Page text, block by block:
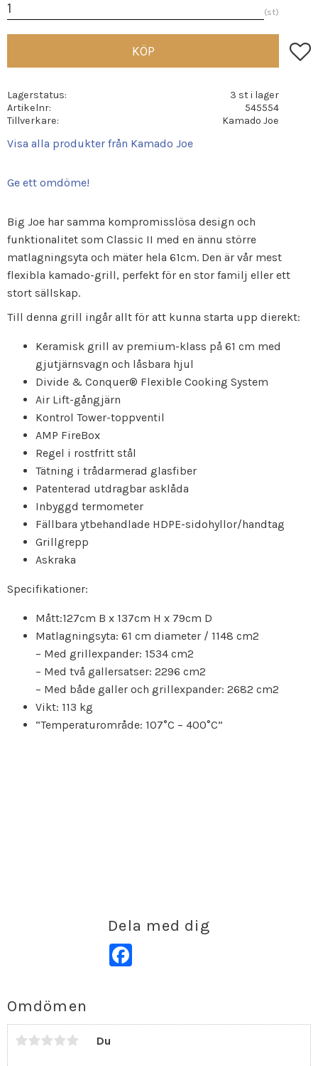
st
KÖP
Lagerstatus
3 st i lager
Artikelnr
545554
Tillverkare
Kamado Joe
Visa alla produkter från Kamado Joe
Ge ett omdöme!
Big Joe har samma kompromisslösa design och
funktionalitet som Classic II med en ännu större
matlagningsyta och mäter hela 61cm. Den är vår mest
flexibla kamado-grill, perfekt för en stor familj eller ett
stort sällskap.
Till denna grill ingår allt för att kunna starta upp dierekt:
Keramisk grill av premium-klass på 61 cm med
gjutjärnsvagn och låsbara hjul
Divide & Conquer® Flexible Cooking System
Air Lift-gångjärn
Kontrol Tower-toppventil
AMP FireBox
Regel i rostfritt stål
Tätning i trådarmerad glasfiber
Patenterad utdragbar asklåda
Inbyggd termometer
Fällbara ytbehandlade HDPE-sidohyllor/handtag
Grillgrepp
Askraka
Specifikationer:
Mått:127cm B x 137cm H x 79cm D
Matlagningsyta: 61 cm diameter / 1148 cm2
– Med grillexpander: 1534 cm2
– Med två gallersatser: 2296 cm2
– Med både galler och grillexpander: 2682 cm2
Vikt: 113 kg
“Temperaturområde: 107°C – 400°C”
Dela med dig
Omdömen
Du